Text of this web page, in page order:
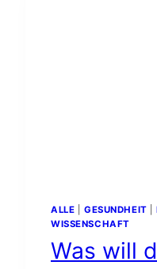
ALLE GESUNDHEIT |
WISSENSCHAFT
Was will